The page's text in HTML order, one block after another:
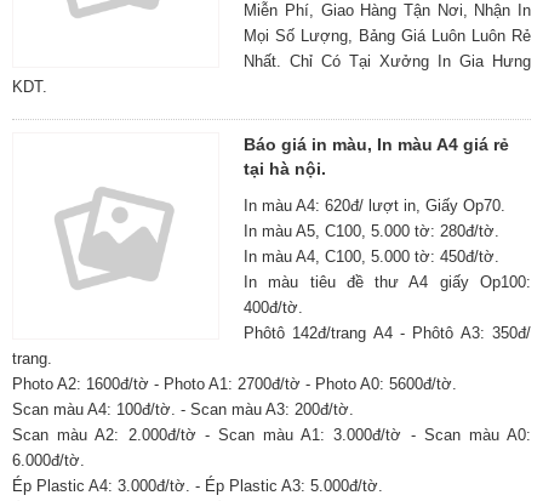
Miễn Phí, Giao Hàng Tận Nơi, Nhận In
Mọi Số Lượng, Bảng Giá Luôn Luôn Rẻ
Nhất. Chỉ Có Tại Xưởng In Gia Hưng
KDT.
Báo giá in màu, In màu A4 giá rẻ
tại hà nội.
In màu A4: 620đ/ lượt in, Giấy Op70.
In màu A5, C100, 5.000 tờ: 280đ/tờ.
In màu A4, C100, 5.000 tờ: 450đ/tờ.
In màu tiêu đề thư A4 giấy Op100:
400đ/tờ.
Phôtô 142đ/trang A4 - Phôtô A3: 350đ/
trang.
Photo A2: 1600đ/tờ - Photo A1: 2700đ/tờ - Photo A0: 5600đ/tờ.
Scan màu A4: 100đ/tờ. - Scan màu A3: 200đ/tờ.
Scan màu A2: 2.000đ/tờ - Scan màu A1: 3.000đ/tờ - Scan màu A0:
6.000đ/tờ.
Ép Plastic A4: 3.000đ/tờ. - Ép Plastic A3: 5.000đ/tờ.